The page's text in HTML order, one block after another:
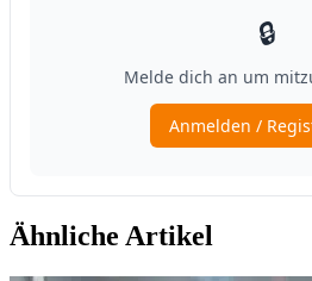
Ähnliche Artikel